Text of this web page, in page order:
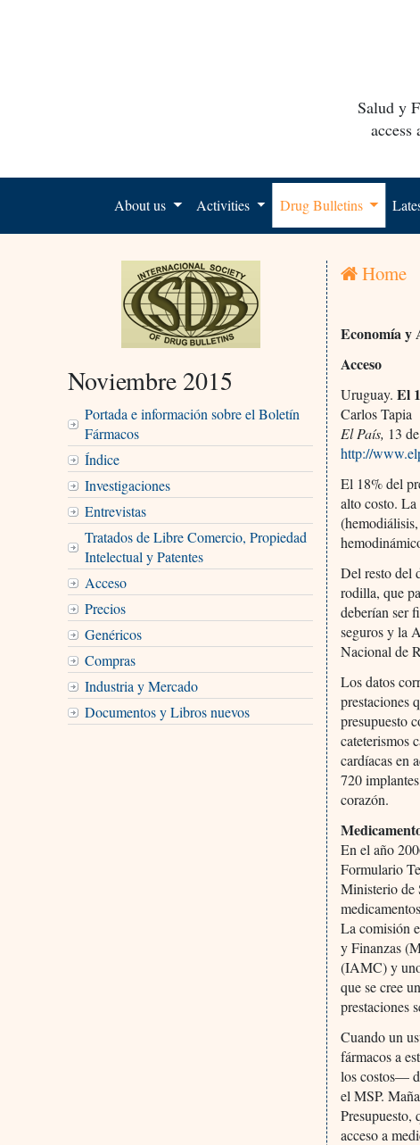
Salud y
About us Activities Drug Bulletins
Noviembre 2015
Portada e información sobre el Boletín
Fármacos
Índice
Investigaciones
Entrevistas
Tratados de Libre Comercio, Propiedad
Intelectual y Patentes
Acceso
Precios
Genéricos
Compras
Industria y Mercado
Documentos y Libros nuevos
Home
Economía y
Acceso
Uruguay. El
Carlos Tapia
El País, 13
http://
El 18% del
alto costo. La
Del resto del
rodilla, que
deberían ser
seguros y la
Nacional de
Los datos
prestaciones
presupuesto
cateterismos
cardíacas en
720
corazón.
En el año
Formulario
Ministerio de
La comisión
y Finanzas
(IAMC) y
que se cree
prestaciones
Cuando un
fármacos a
los costos—
el MSP.
Presupuesto,
acceso a